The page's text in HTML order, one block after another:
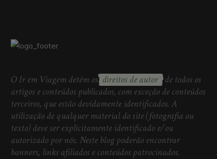
O Ir em Viagem detém os direitos de autor de todos os
artigos e conteúdos publicados, com exceção de conteúdos
terceiros, que estão devidamente identificados. A
utilização de qualquer material do site (fotografia ou
texto) deve ser explicitamente identificado e/ou
autorizado por nós. Neste blog poderão encontrar
banners, links afiliados e conteúdos patrocinados.